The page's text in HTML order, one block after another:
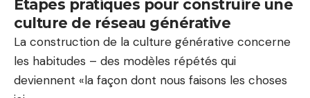
Étapes pratiques pour construire une
culture de réseau générative
La construction de la culture générative concerne
les habitudes – des modèles répétés qui
deviennent «la façon dont nous faisons les choses